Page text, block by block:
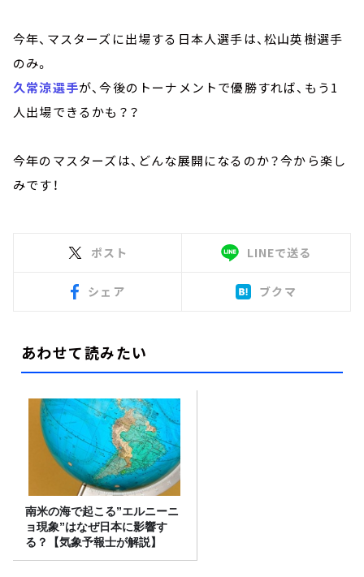
今年、マスターズに出場する日本人選手は、松山英樹選手
のみ。
久常涼選手が、今後のトーナメントで優勝すれば、もう1
人出場できるかも？？
今年のマスターズは、どんな展開になるのか？今から楽し
みです！
ポスト LINEで送る
シェア ブクマ
あわせて読みたい
南米の海で起こる”エルニーニ
ョ現象”はなぜ日本に影響す
る？【気象予報士が解説】